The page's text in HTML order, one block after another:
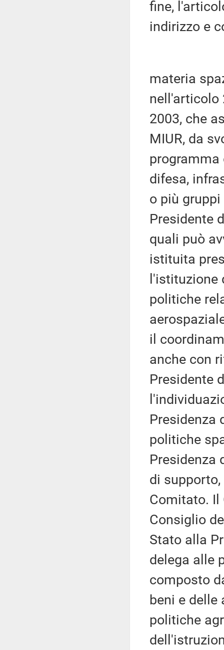
fine,
indirizzo e
materia
nell'articolo
2003, che
MIUR, da
difesa,
o più
Presidente
quali può
istituita
politiche
il
anche con
Presidente
Presidenza
politiche
Presidenza
di
Comitato. Il
Consiglio
Stato alla
delega alle
composto
beni e
politiche